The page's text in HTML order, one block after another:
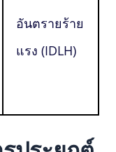
อันตรายร้าย
แรง (IDLH)